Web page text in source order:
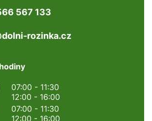
567 133
rozinka.cz
07:00 - 11:30
12:00 - 16:00
07:00 - 11:30
12:00 - 16:00